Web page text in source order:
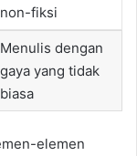
non-fiksi
Menulis dengan
gaya yang tidak
biasa
elemen